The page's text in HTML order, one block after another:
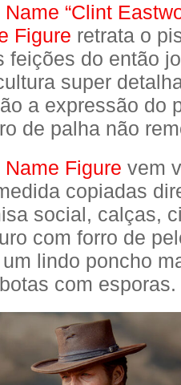
“Clint
Figure retrata o
feições do então
super
a expressão do
de palha não
Figure vem
copiadas
social, calças,
com forro de
lindo poncho
com esporas.